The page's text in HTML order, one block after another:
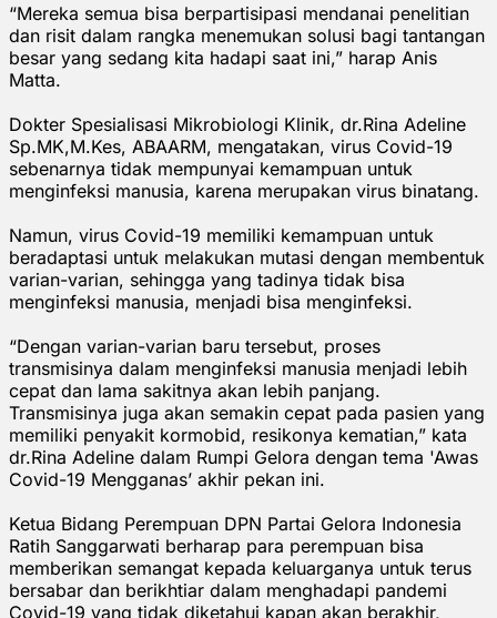
“Mereka semua bisa berpartisipasi mendanai penelitian
dan risit dalam rangka menemukan solusi bagi tantangan
besar yang sedang kita hadapi saat ini,” harap Anis
Matta.
Dokter Spesialisasi Mikrobiologi Klinik, dr.Rina Adeline
Sp.MK,M.Kes, ABAARM, mengatakan, virus Covid-19
sebenarnya tidak mempunyai kemampuan untuk
menginfeksi manusia, karena merupakan virus binatang.
Namun, virus Covid-19 memiliki kemampuan untuk
beradaptasi untuk melakukan mutasi dengan membentuk
varian-varian, sehingga yang tadinya tidak bisa
menginfeksi manusia, menjadi bisa menginfeksi.
“Dengan varian-varian baru tersebut, proses
transmisinya dalam menginfeksi manusia menjadi lebih
cepat dan lama sakitnya akan lebih panjang.
Transmisinya juga akan semakin cepat pada pasien yang
memiliki penyakit kormobid, resikonya kematian,” kata
dr.Rina Adeline dalam Rumpi Gelora dengan tema 'Awas
Covid-19 Mengganas’ akhir pekan ini.
Ketua Bidang Perempuan DPN Partai Gelora Indonesia
Ratih Sanggarwati berharap para perempuan bisa
memberikan semangat kepada keluarganya untuk terus
bersabar dan berikhtiar dalam menghadapi pandemi
Covid-19 yang tidak diketahui kapan akan berakhir,